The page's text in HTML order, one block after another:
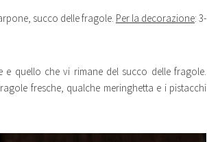
succo delle fragole. Per la decorazione: 3-
quello che vi rimane del succo delle fragole.
fresche, qualche meringhetta e i pistacchi